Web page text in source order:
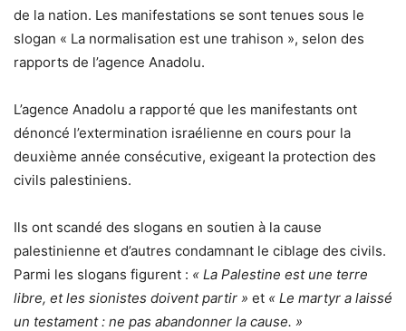
de la nation. Les manifestations se sont tenues sous le
slogan « La normalisation est une trahison », selon des
rapports de l’agence Anadolu.
L’agence Anadolu a rapporté que les manifestants ont
dénoncé l’extermination israélienne en cours pour la
deuxième année consécutive, exigeant la protection des
civils palestiniens.
Ils ont scandé des slogans en soutien à la cause
palestinienne et d’autres condamnant le ciblage des civils.
Parmi les slogans figurent : « La Palestine est une terre
libre, et les sionistes doivent partir » et « Le martyr a laissé
un testament : ne pas abandonner la cause. »